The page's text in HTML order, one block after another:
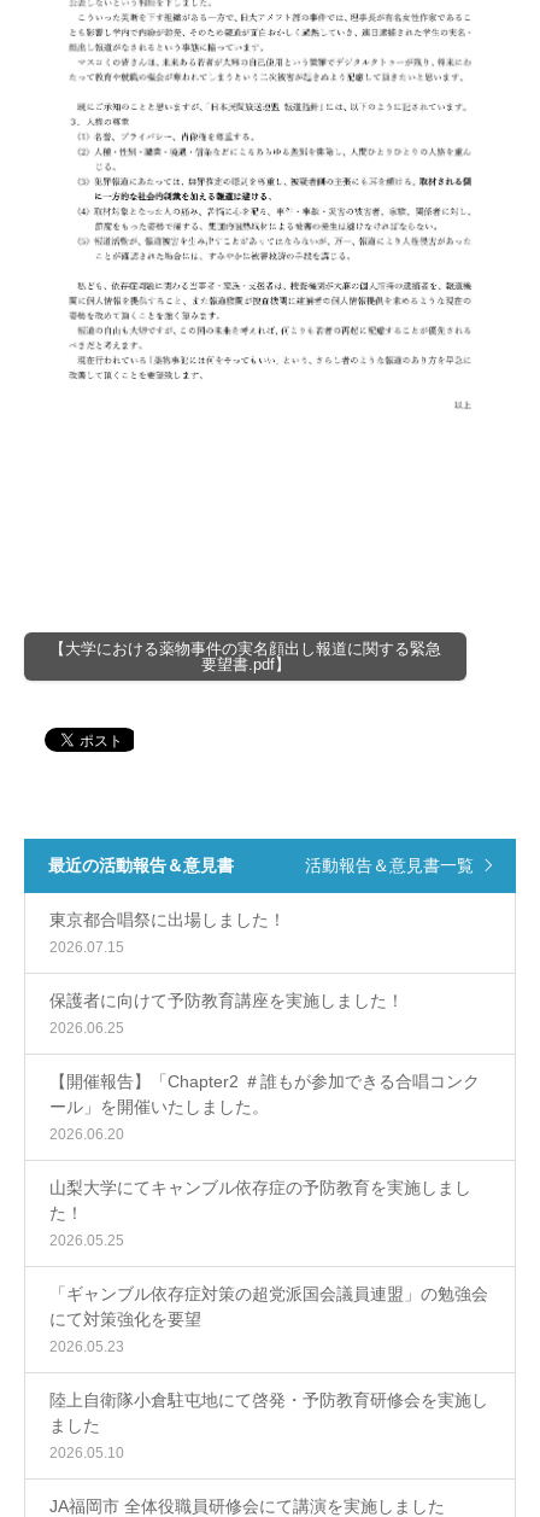
【大学における薬物事件の実名顔出し報道に関する緊急
要望書.pdf】
最近の活動報告＆意見書 活動報告＆意見書一覧
東京都合唱祭に出場しました！
2026.07.15
保護者に向けて予防教育講座を実施しました！
2026.06.25
【開催報告】「Chapter2 ＃誰もが参加できる合唱コンク
ール」を開催いたしました。
2026.06.20
山梨大学にてキャンブル依存症の予防教育を実施しまし
た！
2026.05.25
「ギャンブル依存症対策の超党派国会議員連盟」の勉強会
にて対策強化を要望
2026.05.23
陸上自衛隊小倉駐屯地にて啓発・予防教育研修会を実施し
ました
2026.05.10
JA福岡市 全体役職員研修会にて講演を実施しました